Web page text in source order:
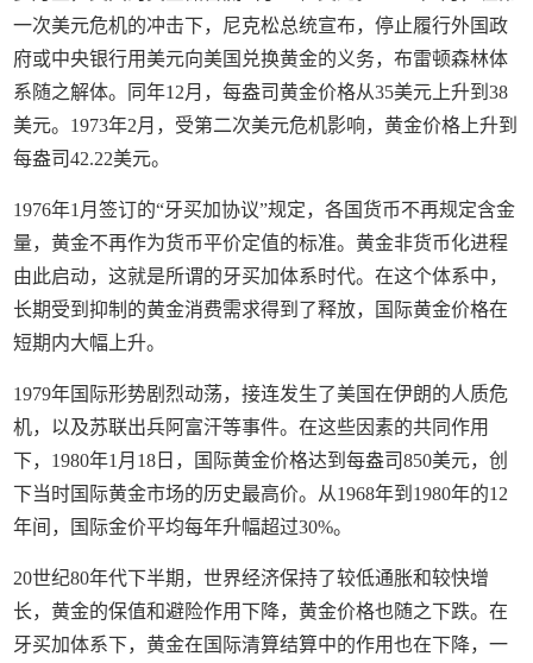
一次美元危机的冲击下，尼克松总统宣布，停止履行外国政
府或中央银行用美元向美国兑换黄金的义务，布雷顿森林体
系随之解体。同年12月，每盎司黄金价格从35美元上升到38
美元。1973年2月，受第二次美元危机影响，黄金价格上升到
每盎司42.22美元。
1976年1月签订的“牙买加协议”规定，各国货币不再规定含金
量，黄金不再作为货币平价定值的标准。黄金非货币化进程
由此启动，这就是所谓的牙买加体系时代。在这个体系中，
长期受到抑制的黄金消费需求得到了释放，国际黄金价格在
短期内大幅上升。
1979年国际形势剧烈动荡，接连发生了美国在伊朗的人质危
机，以及苏联出兵阿富汗等事件。在这些因素的共同作用
下，1980年1月18日，国际黄金价格达到每盎司850美元，创
下当时国际黄金市场的历史最高价。从1968年到1980年的12
年间，国际金价平均每年升幅超过30%。
20世纪80年代下半期，世界经济保持了较低通胀和较快增
长，黄金的保值和避险作用下降，黄金价格也随之下跌。在
牙买加体系下，黄金在国际清算结算中的作用也在下降，一